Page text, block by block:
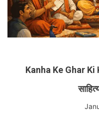
Kanha Ke Ghar Ki